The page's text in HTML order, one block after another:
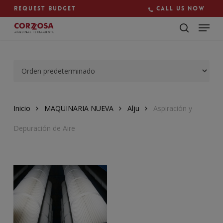
main
content
Request budget Call us now
Inicio MAQUINARIA NUEVA Alju Aspiración y
Depuración de Aire
Close